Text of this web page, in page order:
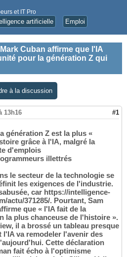
et IT Pro
artificielle Emploi
Mark Cuban affirme que l'IA
pour la génération Z qui
à la discussion
13h16 #1
génération Z est la plus «
grâce à l'IA, malgré la
d'emplois
illettrés
le secteur de la technologie se
les exigences de l'industrie.
car https://intelligence-
actu/371285/. Pourtant, Sam
que « l'IA fait de la
la plus chanceuse de l'histoire ».
il a brossé un tableau presque
l'IA va remodeler l'avenir des
Cette déclaration
fait écho à l'optimisme